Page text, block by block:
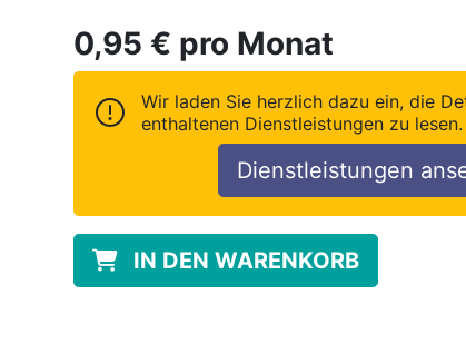
0,95 € pro Monat
Wir laden Sie herzlich dazu ein, die
enthaltenen Dienstleistungen zu lesen.
Dienstleistungen
IN DEN WARENKORB